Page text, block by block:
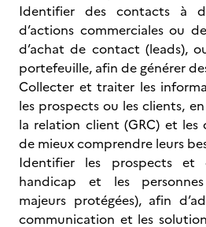
Identifier des contacts à
d’actions commerciales ou
d’achat de contact (leads),
portefeuille, afin de générer
Collecter et traiter les
les prospects ou les clients,
la relation client (GRC) et les
de mieux comprendre leurs
Identifier les prospects et
handicap et les
majeurs protégées), afin
communication et les